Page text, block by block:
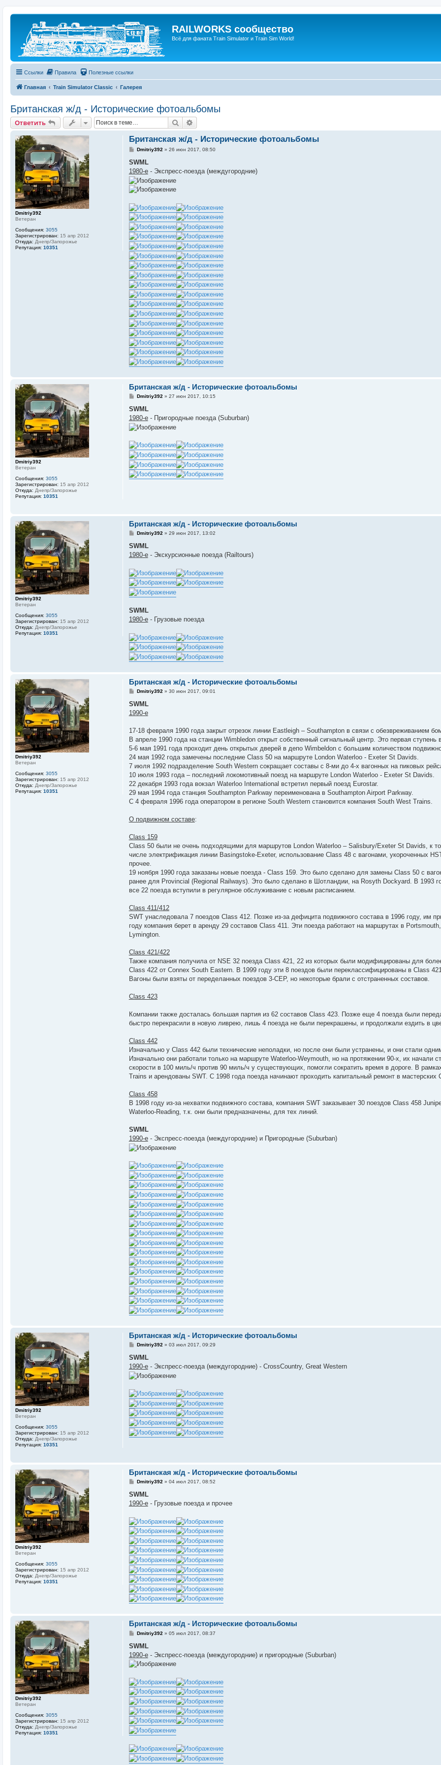
RAILWORKS сообщество
Всё для фаната Train Simulator и Train Sim World!
Ссылки Правила Полезные ссылки
Главная Train Simulator Classic Галерея
Британская ж/д - Исторические фотоальбомы
Ответить Поиск
Dmitriy392
Ветеран
Сообщения: 3055
Зарегистрирован: 15 апр 2012
Откуда: Днепр/Запорожье
Репутация: 10351
Британская ж/д - Исторические фотоальбомы
С
о
щ
е
н
и
Dmitriy392 » 26 июн 2017, 08:50
SWML
1980-е- Экспресс-поезда (междугородние)
Dmitriy392
Ветеран
Сообщения: 3055
Зарегистрирован: 15 апр 2012
Откуда: Днепр/Запорожье
Репутация: 10351
Британская ж/д - Исторические фотоальбомы
С
о
щ
е
н
е
Dmitriy392» 27 июн 2017, 10:15
SWML
1980-е- Пригородные поезда (Suburban)
Dmitriy392
Ветеран
Сообщения: 3055
Зарегистрирован: 15 апр 2012
Откуда: Днепр/Запорожье
Репутация: 10351
Британская ж/д - Исторические фотоальбомы
С
о
щ
н
и
е
Dmitriy392» 29 июн 2017, 13:02
SWML
1980-е- Экскурсионные поезда (Railtours)
SWML
1980-е- Грузовые поезда
Dmitriy392
Ветеран
Сообщения: 3055
Зарегистрирован: 15 апр 2012
Откуда: Днепр/Запорожье
Репутация: 10351
Британская ж/д - Исторические фотоальбомы
С
о
щ
и
е
Dmitriy392 » 30 июн 2017, 09:01
SWML
1990-е
17-18 февраля 1990 года закрыт отрезок линии Eastleigh – Southampton в связи с обезвреживанием
В апреле 1990 года на станции Wimbledon открыт собственный сигнальный центр. Это первая
5-6 мая 1991 года проходит день открытых дверей в депо Wimbeldon с большим количеством
24 мая 1992 года замечены последние Class 50 на маршруте London Waterloo - Exeter St Davids.
7 июля 1992 подразделение South Western сокращает составы с 8-ми до 4-х вагонных на пиковых
10 июля 1993 года – последний локомотивный поезд на маршруте London Waterloo - Exeter St Davids.
22 декабря 1993 года вокзал Waterloo International встретил первый поезд Eurostar.
29 мая 1994 года станция Southampton Parkway переименована в Southampton Airport Parkway.
С 4 февраля 1996 года оператором в регионе South Western становится компания South West Trains.
О подвижном составе:
Class 159
Class 50 были не очень подходящими для маршрутов London Waterloo – Salisbury/Exeter St Davids, к
числе электрификация линии Basingstoke-Exeter, использование Class 48 с вагонами, укороченных
прочее.
19 ноября 1990 года заказаны новые поезда - Class 159. Это было сделано для замены Class 50 с
ранее для Provincial (Regional Railways). Это было сделано в Шотландии, на Rosyth Dockyard. В 1993
все 22 поезда вступили в регулярное обслуживание с новым расписанием.
Class 411/412
SWT унаследовала 7 поездов Class 412. Позже из-за дефицита подвижного состава в 1996 году, им
году компания берет в аренду 29 составов Class 411. Эти поезда работают на маршрутах в
Lymington.
Class 421/422
Также компания получила от NSE 32 поезда Class 421, 22 из которых были модифицированы для
Class 422 от Connex South Eastern. В 1999 году эти 8 поездов были переклассифицированы в Class
Вагоны были взяты от переделанных поездов 3-CEP, но некоторые брали с отстраненных составов.
Class 423
Компании также досталась большая партия из 62 составов Class 423. Позже еще 4 поезда были
быстро перекрасили в новую ливрею, лишь 4 поезда не были перекрашены, и продолжали ездить в
Class 442
Изначально у Class 442 были технические неполадки, но после они были устранены, и они стали
Изначально они работали только на маршруте Waterloo-Weymouth, но на протяжении 90-х, их начали
скорости в 100 миль/ч против 90 миль/ч у существующих, помогли сократить время в дороге. В
Trains и арендованы SWT. С 1998 года поезда начинают проходить капитальный ремонт в
Class 458
В 1998 году из-за нехватки подвижного состава, компания SWT заказывает 30 поездов Class 458
Waterloo-Reading, т.к. они были предназначены, для тех линий.
SWML
1990-е- Экспресс-поезда (междугородние) и Пригородные (Suburban)
Dmitriy392
Ветеран
Сообщения: 3055
Зарегистрирован: 15 апр 2012
Откуда: Днепр/Запорожье
Репутация: 10351
Британская ж/д - Исторические фотоальбомы
С
о
щ
е
н
е
Dmitriy392» 03 июл 2017, 09:29
SWML
1990-е- Экспресс-поезда (междугородние) - CrossCountry, Great Western
Dmitriy392
Ветеран
Сообщения: 3055
Зарегистрирован: 15 апр 2012
Откуда: Днепр/Запорожье
Репутация: 10351
Британская ж/д - Исторические фотоальбомы
С
о
щ
н
и
е
Dmitriy392» 04 июл 2017, 08:52
SWML
1990-е- Грузовые поезда и прочее
Dmitriy392
Ветеран
Сообщения: 3055
Зарегистрирован: 15 апр 2012
Откуда: Днепр/Запорожье
Репутация: 10351
Британская ж/д - Исторические фотоальбомы
С
о
щ
е
н
е
Dmitriy392 » 05 июл 2017, 08:37
SWML
1990-е- Экспресс-поезда (междугородние) и пригородные (Suburban)